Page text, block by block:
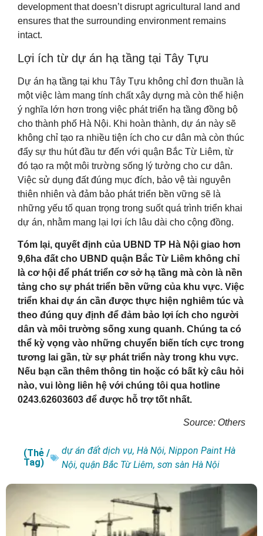
development that doesn’t disrupt agricultural land and
ensures that the surrounding environment remains
intact.
Lợi ích từ dự án hạ tầng tại Tây Tựu
Dự án hạ tầng tại khu Tây Tựu không chỉ đơn thuần là
một việc làm mang tính chất xây dựng mà còn thể hiện
ý nghĩa lớn hơn trong việc phát triển hạ tầng đồng bộ
cho thành phố Hà Nội. Khi hoàn thành, dự án này sẽ
không chỉ tạo ra nhiều tiện ích cho cư dân mà còn thúc
đẩy sự thu hút đầu tư đến với quận Bắc Từ Liêm, từ
đó tạo ra một môi trường sống lý tưởng cho cư dân.
Việc sử dụng đất đúng mục đích, bảo vệ tài nguyên
thiên nhiên và đảm bảo phát triển bền vững sẽ là
những yếu tố quan trọng trong suốt quá trình triển khai
dự án, nhằm mang lại lợi ích lâu dài cho cộng đồng.
Tóm lại, quyết định của UBND TP Hà Nội giao hơn
9,6ha đất cho UBND quận Bắc Từ Liêm không chỉ
là cơ hội để phát triển cơ sở hạ tầng mà còn là nền
tảng cho sự phát triển bền vững của khu vực. Việc
triển khai dự án cần được thực hiện nghiêm túc và
theo đúng quy định để đảm bảo lợi ích cho người
dân và môi trường sống xung quanh. Chúng ta có
thể kỳ vọng vào những chuyển biến tích cực trong
tương lai gần, từ sự phát triển này trong khu vực.
Nếu bạn cần thêm thông tin hoặc có bất kỳ câu hỏi
nào, vui lòng liên hệ với chúng tôi qua hotline
0243.62603603 để được hỗ trợ tốt nhất.
Source: Others
(Thẻ /
Tag)
dự án đất dịch vụ, Hà Nội, Nippon Paint Hà
Nội, quận Bắc Từ Liêm, sơn sàn Hà Nội